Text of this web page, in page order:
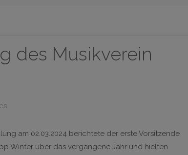
des Musikverein
am 02.03.2024 berichtete der erste Vorsitzende
Winter über das vergangene Jahr und hielten